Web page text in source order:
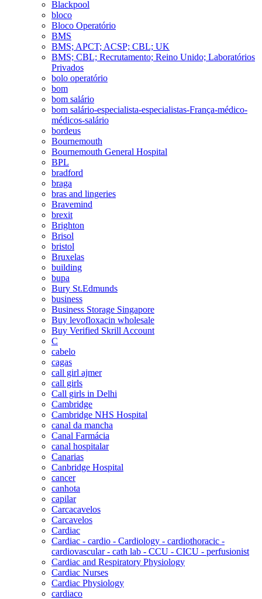
Blackpool
bloco
Bloco Operatório
BMS
BMS; APCT; ACSP; CBL; UK
BMS; CBL; Recrutamento; Reino Unido; Laboratórios
Privados
bolo operatório
bom
bom salário
bom salário-especialista-especialistas-França-médico-
médicos-salário
bordeus
Bournemouth
Bournemouth General Hospital
BPL
bradford
braga
bras and lingeries
Bravemind
brexit
Brighton
Brisol
bristol
Bruxelas
building
bupa
Bury St.Edmunds
business
Business Storage Singapore
Buy levofloxacin wholesale
Buy Verified Skrill Account
C
cabelo
cagas
call girl ajmer
call girls
Call girls in Delhi
Cambridge
Cambridge NHS Hospital
canal da mancha
Canal Farmácia
canal hospitalar
Canarias
Canbridge Hospital
cancer
canhota
capilar
Carcacavelos
Carcavelos
Cardiac
Cardiac - cardio - Cardiology - cardiothoracic -
cardiovascular - cath lab - CCU - CICU - perfusionist
Cardiac and Respiratory Physiology
Cardiac Nurses
Cardiac Physiology
cardiaco